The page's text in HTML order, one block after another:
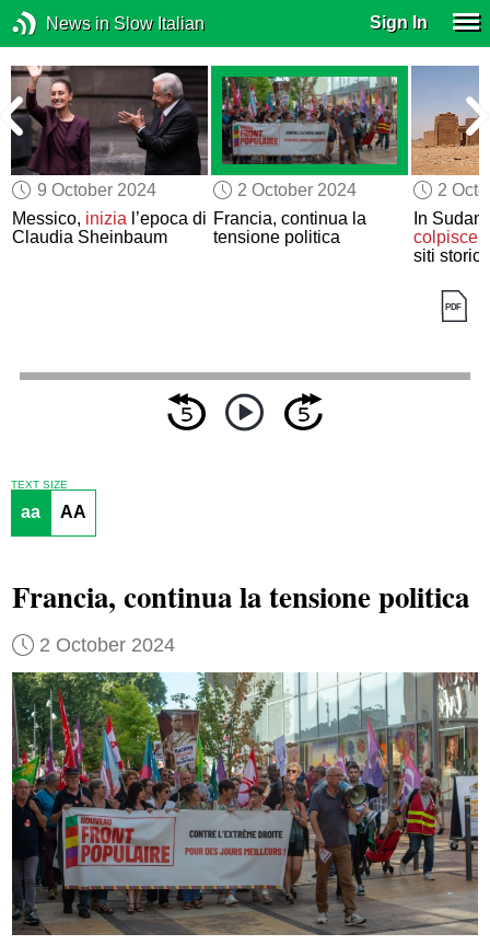
News in Slow Italian Sign In
9 October 2024
Messico, inizia l’epoca di
Claudia Sheinbaum
2 October 2024
Francia, continua la
tensione politica
2
In Sudan
colpisce
siti storici
TEXT SIZE
aa AA
Francia, continua la tensione politica
2 October 2024